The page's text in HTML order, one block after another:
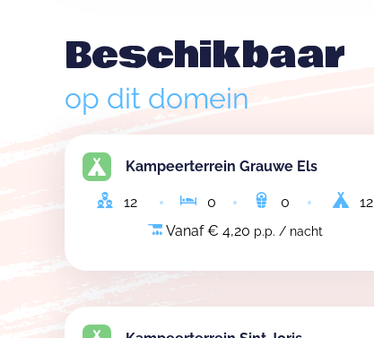
Beschikbaar
op dit domein
Kampeerterrein Grauwe Els
12 0 0
12
Vanaf € 4,20 p.p. / nacht